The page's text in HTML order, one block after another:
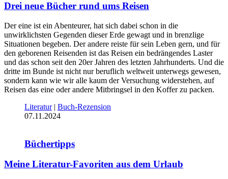
Drei neue Bücher rund ums Reisen
Der eine ist ein Abenteurer, hat sich dabei schon in die
unwirklichsten Gegenden dieser Erde gewagt und in brenzlige
Situationen begeben. Der andere reiste für sein Leben gern, und für
den geborenen Reisenden ist das Reisen ein bedrängendes Laster
und das schon seit den 20er Jahren des letzten Jahrhunderts. Und die
dritte im Bunde ist nicht nur beruflich weltweit unterwegs gewesen,
sondern kann wie wir alle kaum der Versuchung widerstehen, auf
Reisen das eine oder andere Mitbringsel in den Koffer zu packen.
Literatur| Buch-Rezension
07.11.2024
Büchertipps
Meine Literatur-Favoriten aus dem Urlaub